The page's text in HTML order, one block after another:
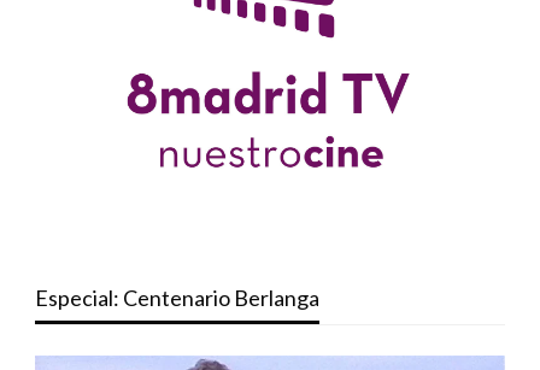
Especial: Centenario Berlanga